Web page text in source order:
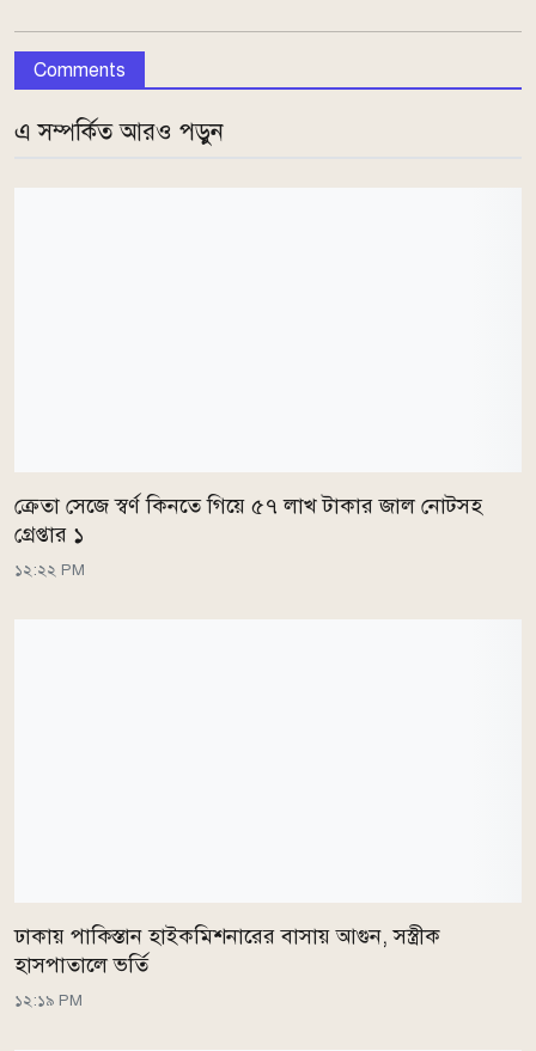
Comments
এ সম্পর্কিত আরও পড়ুন
ক্রেতা সেজে স্বর্ণ কিনতে গিয়ে ৫৭ লাখ টাকার জাল নোটসহ
গ্রেপ্তার ১
১২:২২ PM
ঢাকায় পাকিস্তান হাইকমিশনারের বাসায় আগুন, সস্ত্রীক
হাসপাতালে ভর্তি
১২:১৯ PM